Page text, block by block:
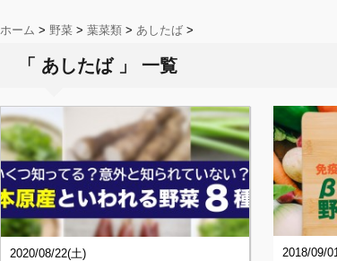
ホーム > 野菜 > 葉菜類 > あしたば >
「 あしたば 」 一覧
2020/08/22(土)
2018/09/